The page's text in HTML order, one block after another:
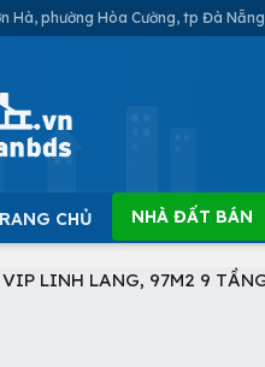
Hà, phường Hòa Cường, tp Đà Nẵng
CHỦ NHÀ ĐẤT BÁN